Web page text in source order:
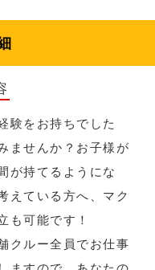
験をお持ちでした
ませんか？お子様が
が持てるようにな
えている方へ、マク
も可能です！
クルー全員でお仕事